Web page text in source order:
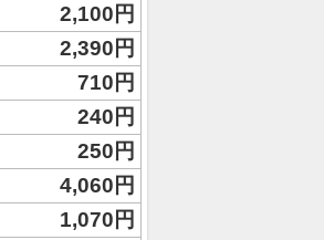
2,100円
2,390円
710円
240円
250円
4,060円
1,070円